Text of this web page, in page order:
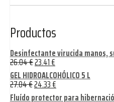
Productos
Desinfectante virucida manos,
26.04€23.41€
GEL HIDROALCOHÓLICO 5 L
27.04€24.33€
Fluído protector para